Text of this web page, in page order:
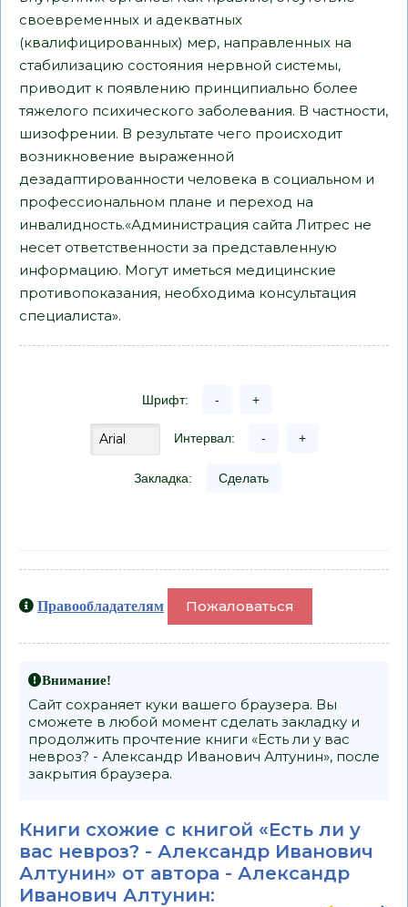
своевременных и адекватных
(квалифицированных) мер, направленных на
стабилизацию состояния нервной системы,
приводит к появлению принципиально более
тяжелого психического заболевания. В частности,
шизофрении. В результате чего происходит
возникновение выраженной
дезадаптированности человека в социальном и
профессиональном плане и переход на
инвалидность.«Администрация сайта Литрес не
несет ответственности за представленную
информацию. Могут иметься медицинские
противопоказания, необходима консультация
специалиста».
Шрифт: - +
Интервал: - +
Закладка: Сделать
Правообладателям Пожаловаться
Внимание!
Сайт сохраняет куки вашего браузера. Вы
сможете в любой момент сделать закладку и
продолжить прочтение книги «Есть ли у вас
невроз? - Александр Иванович Алтунин», после
закрытия браузера.
Книги схожие с книгой «Есть ли у
вас невроз? - Александр Иванович
Алтунин» от автора - Александр
Иванович Алтунин: